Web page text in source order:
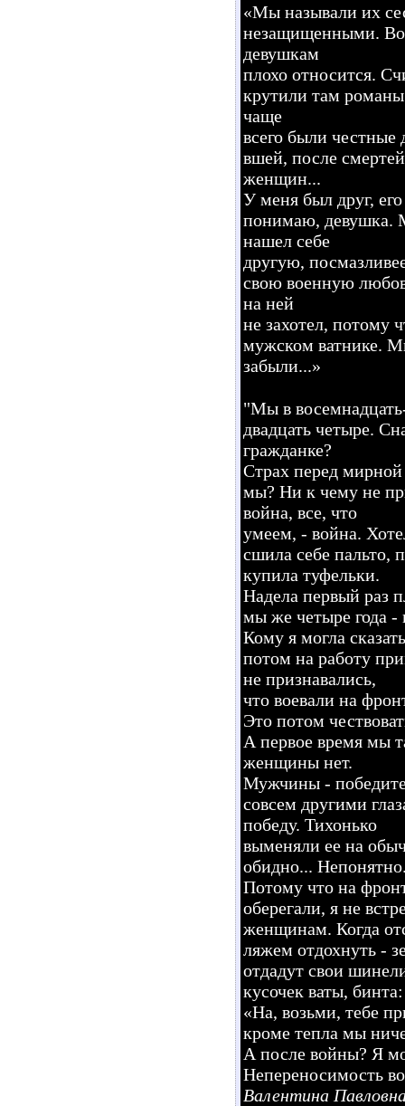
«Мы называли их
незащищенными.
девушкам
плохо относится.
крутили там
чаще
всего были
вшей, после
женщин...
У меня был друг,
понимаю, девушка.
нашел себе
другую,
свою военную
на ней
не захотел, потому
мужском ватнике.
забыли...»
"Мы в
двадцать четыре.
гражданке?
Страх перед
мы? Ни к чему не
война, все, что
умеем, - война.
сшила себе пальто,
купила туфельки.
Надела первый раз
мы же четыре года -
Кому я могла
потом на работу
не признавались,
что воевали на
Это потом
А первое время мы
женщины нет.
Мужчины -
совсем другими
победу. Тихонько
выменяли ее на
обидно...
Потому что на
оберегали, я не
женщинам. Когда
ляжем отдохнуть -
отдадут свои
кусочек ваты, бинта:
«На, возьми, тебе
кроме тепла мы
А после войны? Я
Непереносимость
Валентина